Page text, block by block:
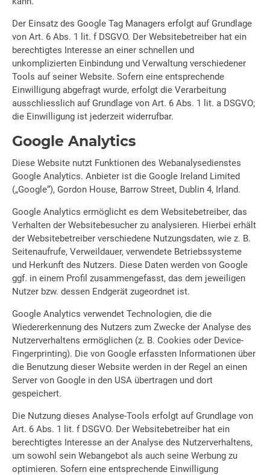
Der Einsatz des Google Tag Managers erfolgt auf Grundlage
von Art. 6 Abs. 1 lit. f DSGVO. Der Websitebetreiber hat ein
berechtigtes Interesse an einer schnellen und
unkomplizierten Einbindung und Verwaltung verschiedener
Tools auf seiner Website. Sofern eine entsprechende
Einwilligung abgefragt wurde, erfolgt die Verarbeitung
ausschliesslich auf Grundlage von Art. 6 Abs. 1 lit. a DSGVO;
die Einwilligung ist jederzeit widerrufbar.
Google Analytics
Diese Website nutzt Funktionen des Webanalysedienstes
Google Analytics. Anbieter ist die Google Ireland Limited
(„Google“), Gordon House, Barrow Street, Dublin 4, Irland.
Google Analytics ermöglicht es dem Websitebetreiber, das
Verhalten der Websitebesucher zu analysieren. Hierbei erhält
der Websitebetreiber verschiedene Nutzungsdaten, wie z. B.
Seitenaufrufe, Verweildauer, verwendete Betriebssysteme
und Herkunft des Nutzers. Diese Daten werden von Google
ggf. in einem Profil zusammengefasst, das dem jeweiligen
Nutzer bzw. dessen Endgerät zugeordnet ist.
Google Analytics verwendet Technologien, die die
Wiedererkennung des Nutzers zum Zwecke der Analyse des
Nutzerverhaltens ermöglichen (z. B. Cookies oder Device-
Fingerprinting). Die von Google erfassten Informationen über
die Benutzung dieser Website werden in der Regel an einen
Server von Google in den USA übertragen und dort
gespeichert.
Die Nutzung dieses Analyse-Tools erfolgt auf Grundlage von
Art. 6 Abs. 1 lit. f DSGVO. Der Websitebetreiber hat ein
berechtigtes Interesse an der Analyse des Nutzerverhaltens,
um sowohl sein Webangebot als auch seine Werbung zu
optimieren. Sofern eine entsprechende Einwilligung